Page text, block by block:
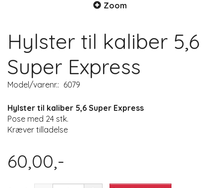
Zoom
Hylster til kaliber 5,6
Super Express
Model/varenr.: 6079
Hylster til kaliber 5,6 Super Express
Pose med 24 stk.
Kræver tilladelse
60,00,-